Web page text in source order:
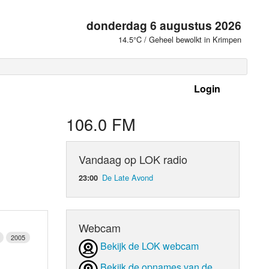
donderdag 6 augustus 2026
14.5°C / Geheel bewolkt in Krimpen
Login
2005
106.0 FM
Vandaag op LOK radio
23:00 De Late Avond
Webcam
Bekijk de LOK webcam